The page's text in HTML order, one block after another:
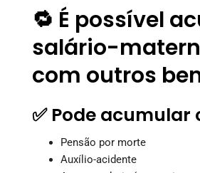
🔁 É possível
salário-
com outros
✅ Pode acumular
Pensão por morte
Auxílio-acidente